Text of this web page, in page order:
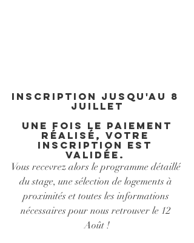
INSCRIPTION jusqu'au 8
Juillet
réalisé, votre
inscription est
validée.
Vous recevrez alors le programme détaillé
du stage, une sélection de logements à
proximités et toutes les informations
nécessaires pour nous retrouver le 12
Août !